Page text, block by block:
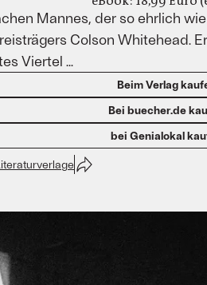
Mannes, der so ehrlich
Colson Whitehead.
Viertel ...
Beim Verlag
Bei buecher.de
bei Genialokal